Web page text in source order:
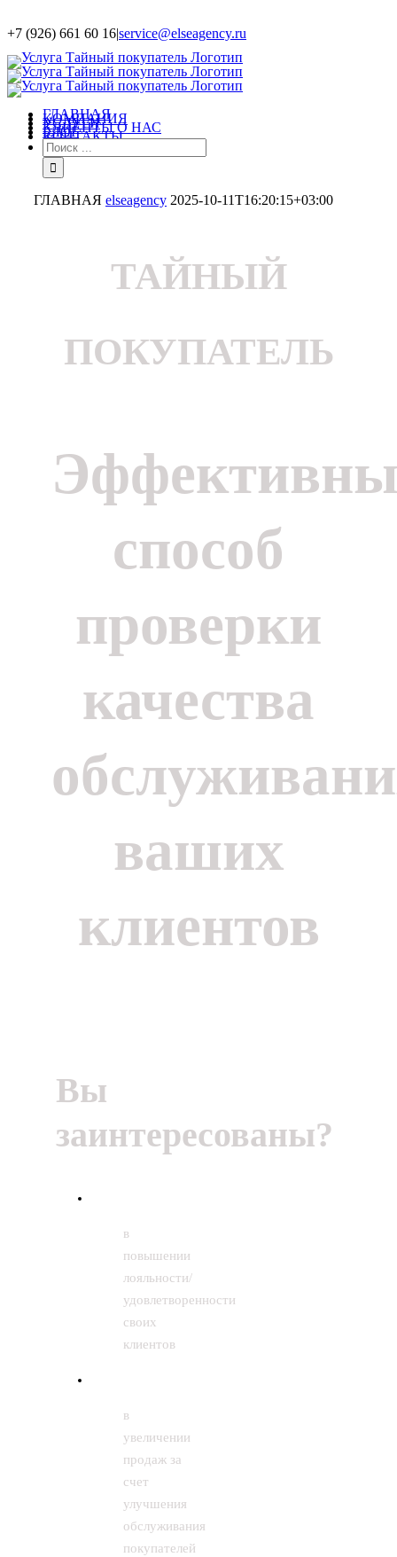
+7 (926) 661 60 16|service@elseagency.ru
ГЛАВНАЯ
КОМПАНИЯ
УСЛУГИ
КЛИЕНТЫ О НАС
БЛОГ
КОНТАКТЫ
ГЛАВНАЯ elseagency 2025-10-11T16:20:15+03:00
ТАЙНЫЙ
ПОКУПАТЕЛЬ
способ
проверки
качества
ваших
клиентов
Вы
заинтересованы?
в
повышении
лояльности/
удовлетворенности
своих
клиентов
в
увеличении
продаж за
счет
улучшения
обслуживания
покупателей